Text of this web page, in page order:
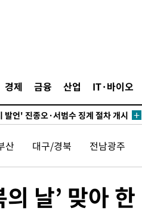
경제 금융 산업 IT·바이오
"과 대치로 남부 케슘섬에서 두차
확보' 신용해 前교정본부장 기소
문까지…'쑥대밭' 된 축구협회
언' 진종오·서범수 징계 절차 개시
, 항소심도 징역 3년
기 감사' 유병호 구속기소
가원 대표 구속 송치
산 대구/경북 전남광주
날’ 맞아